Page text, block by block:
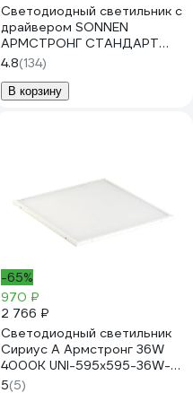
Светодиодный светильник с
драйвером SONNEN
АРМСТРОНГ СТАНДАРТ
4000K, 595x595x30, 40Вт
матовый 237154
4.8(134)
В корзину
-65%
970 ₽
2 766 ₽
Светодиодный светильник
Сириус А Армстронг 36W
4000K UNI-595x595-36W-
OP-4K
5(5)